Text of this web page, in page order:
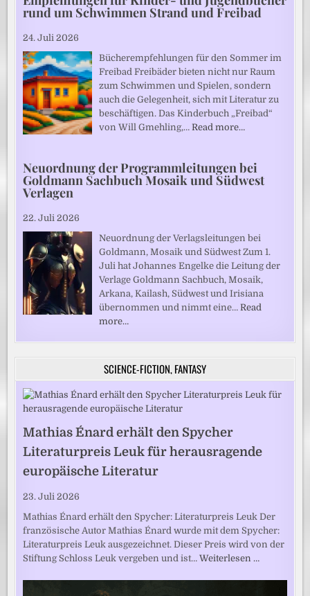
rund um Schwimmen Strand und Freibad
24. Juli 2026
Bücherempfehlungen für den Sommer im
Freibad Freibäder bieten nicht nur Raum
zum Schwimmen und Spielen, sondern
auch die Gelegenheit, sich mit Literatur zu
beschäftigen. Das Kinderbuch „Freibad“
von Will Gmehling,…Read more…
Neuordnung der Programmleitungen bei
Goldmann Sachbuch Mosaik und Südwest
Verlagen
22. Juli 2026
Neuordnung der Verlagsleitungen bei
Goldmann, Mosaik und Südwest Zum 1.
Juli hat Johannes Engelke die Leitung der
Verlage Goldmann Sachbuch, Mosaik,
Arkana, Kailash, Südwest und Irisiana
übernommen und nimmt eine…Read
more…
SCIENCE-FICTION, FANTASY
Mathias Énard erhält den Spycher
Literaturpreis Leuk für herausragende
europäische Literatur
23. Juli 2026
Mathias Énard erhält den Spycher: Literaturpreis Leuk Der
französische Autor Mathias Énard wurde mit dem Spycher:
Literaturpreis Leuk ausgezeichnet. Dieser Preis wird von der
Stiftung Schloss Leuk vergeben und ist…Weiterlesen …